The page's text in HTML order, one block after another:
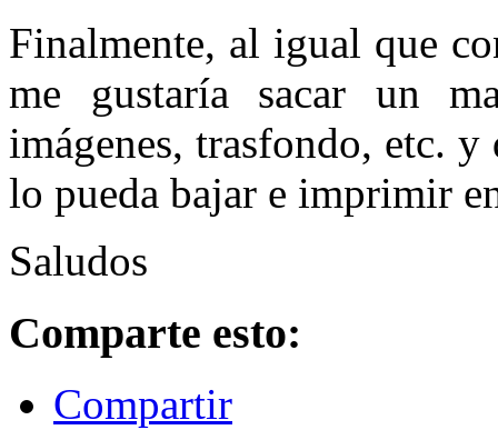
Finalmente, al igual que
me gustaría sacar un
imágenes, trasfondo, etc.
lo pueda bajar e imprimir
Saludos
Comparte esto:
Compartir